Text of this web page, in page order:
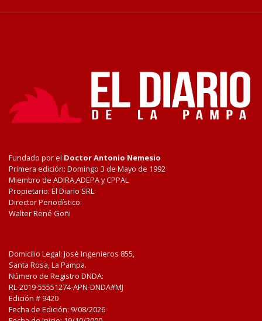
Fundado por el Doctor Antonio Nemesio
Primera edición: Domingo 3 de Mayo de 1992
Miembro de ADIRA,ADEPA y CPPAL
Propietario: El Diario SRL
Director Periodístico:
Walter René Goñi
Domicilio Legal: José Ingenieros 855,
Santa Rosa, La Pampa.
Número de Registro DNDA:
RL-2019-55551274-APN-DNDA#MJ
Edición # 9420
Fecha de Edición: 9/08/2026